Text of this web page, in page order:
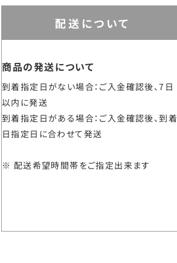
配送について
商品の発送について
到着指定日がない場合：ご入金確認後、7日
以内に発送
到着指定日がある場合：ご入金確認後、到着
日指定日に合わせて発送
配送希望時間帯をご指定出来ます